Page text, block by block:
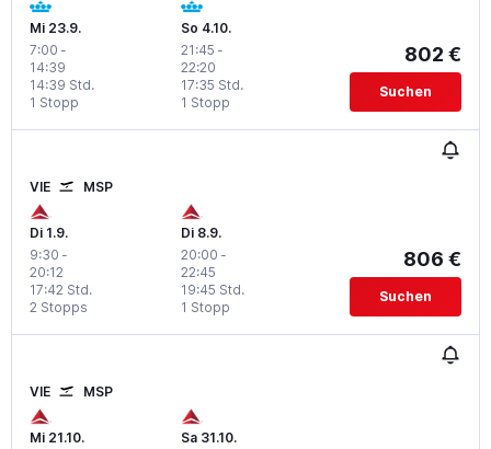
Mi 23.9.
7:00 -
14:39
1 Stopp
14:39 Std.
So 4.10.
21:45 -
22:20
1 Stopp
17:35 Std.
802 €
Suchen
VIE MSP
Di 1.9.
9:30 -
20:12
2 Stopps
17:42 Std.
Di 8.9.
20:00 -
22:45
1 Stopp
19:45 Std.
806 €
Suchen
VIE MSP
Mi 21.10.
Sa 31.10.